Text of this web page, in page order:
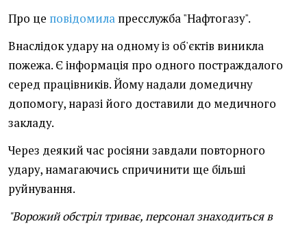
Про це повідомила пресслужба "Нафтогазу".
Внаслідок удару на одному із об'єктів виникла
пожежа. Є інформація про одного постраждалого
серед працівників. Йому надали домедичну
допомогу, наразі його доставили до медичного
закладу.
Через деякий час росіяни завдали повторного
удару, намагаючись спричинити ще більші
руйнування.
"Ворожий обстріл триває, персонал знаходиться в